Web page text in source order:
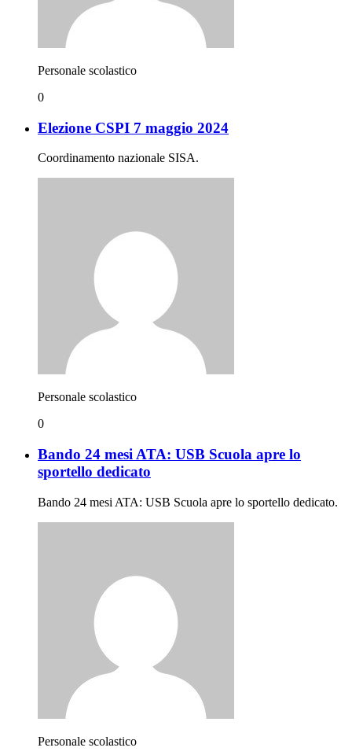
Personale scolastico
0
Elezione CSPI 7 maggio 2024
Coordinamento nazionale SISA.
Personale scolastico
0
Bando 24 mesi ATA: USB Scuola apre lo
sportello dedicato
Bando 24 mesi ATA: USB Scuola apre lo sportello dedicato.
Personale scolastico